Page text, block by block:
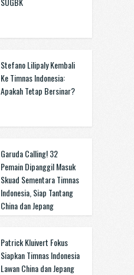
Stefano Lilipaly Kembali
Ke Timnas Indonesia:
Apakah Tetap Bersinar?
Garuda Calling! 32
Pemain Dipanggil Masuk
Skuad Sementara Timnas
Indonesia, Siap Tantang
China dan Jepang
Patrick Kluivert Fokus
Siapkan Timnas Indonesia
Lawan China dan Jepang